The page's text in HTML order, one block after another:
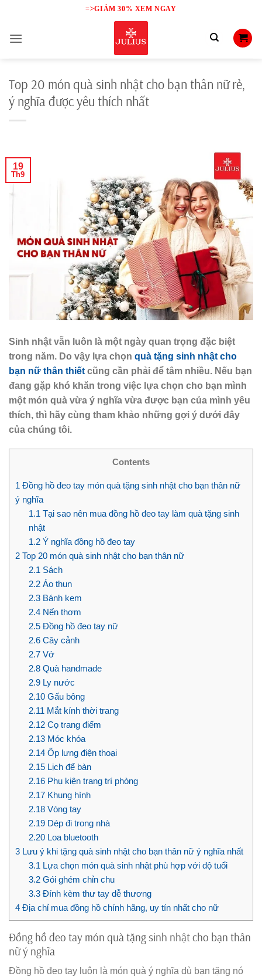
content
=>GIẢM 30% XEM NGAY
Top 20 món quà sinh nhật cho bạn thân nữ rẻ,
ý nghĩa được yêu thích nhất
19
Th9
Sinh nhật vẫn luôn là một ngày quan trọng đặc biệt
trong năm. Do vậy lựa chọn quà tặng sinh nhật cho
bạn nữ thân thiết cũng cần phải để tâm nhiều. Nếu bạn
đang gặp khó khăn trong việc lựa chọn cho bạn mình
một món quà vừa ý nghĩa vừa được bạn của mình yêu
thích, thì hãy cùng tham khảo những gợi ý dưới đây
của chúng tôi.
Contents
1 Đồng hồ đeo tay món quà tặng sinh nhật cho bạn thân nữ
ý nghĩa
1.1 Tại sao nên mua đồng hồ đeo tay làm quà tặng sinh
nhật
1.2Ý nghĩa đồng hồ đeo tay
2 Top 20 món quà sinh nhật cho bạn thân nữ
2.1 Sách
2.2Áo thun
2.3Bánh kem
2.4Nến thơm
2.5Đồng hồ đeo tay nữ
2.6Cây cảnh
2.7Vớ
2.8Quà handmade
2.9Ly nước
2.10Gấu bông
2.11 Mắt kính thời trang
2.12Cọ trang điểm
2.13Móc khóa
2.14Ốp lưng điện thoại
2.15Lịch để bàn
2.16Phụ kiện trang trí phòng
2.17Khung hình
2.18Vòng tay
2.19Dép đi trong nhà
2.20Loa bluetooth
3 Lưu ý khi tặng quà sinh nhật cho bạn thân nữ ý nghĩa nhất
3.1 Lựa chọn món quà sinh nhật phù hợp với độ tuổi
3.2Gói ghém chỉn chu
3.3Đính kèm thư tay dễ thương
4 Địa chỉ mua đồng hồ chính hãng, uy tín nhất cho nữ
Đồng hồ đeo tay món quà tặng sinh nhật cho bạn thân
nữ ý nghĩa
Đồng hồ đeo tay luôn là món quà ý nghĩa dù bạn tặng nó